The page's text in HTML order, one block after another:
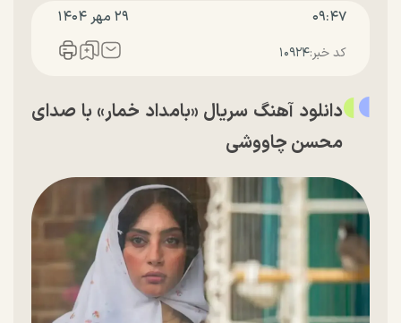
۰۹:۴۷ ۲۹ مهر ۱۴۰۴
کد خبر:۱۰۹۲۴
دانلود آهنگ سریال «بامداد خمار» با صدای
محسن چاووشی